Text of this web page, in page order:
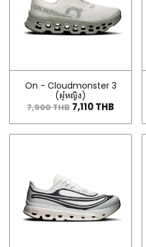
On - Cloudmonster 3
(ผู้หญิง)
7,900 THB 7,110 THB